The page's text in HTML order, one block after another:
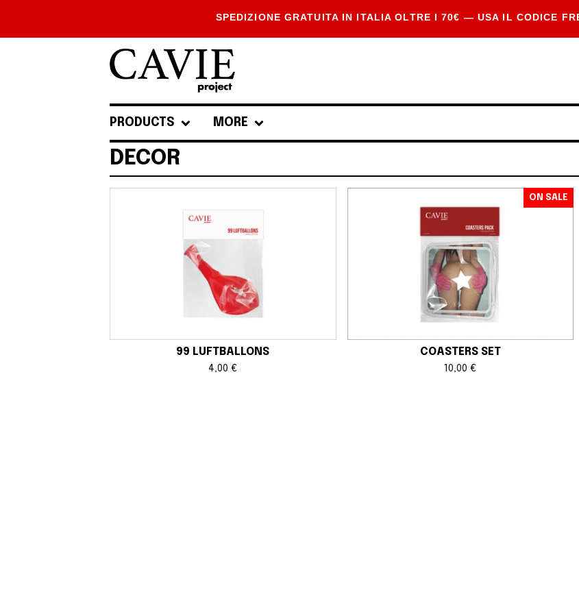
SPEDIZIONE GRATUITA IN ITALIA OLTRE I 70€ — USA IL CODICE
PRODUCTS MORE
DECOR
99 LUFTBALLONS
4,00€
ON SALE
COASTERS SET
10,00€